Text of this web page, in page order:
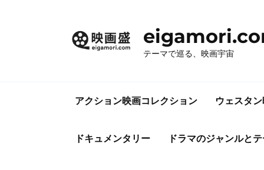
テーマで巡る、映画宇宙
アクション映画コレクション ウェスタ
ドキュメンタリー ドラマのジャンルと